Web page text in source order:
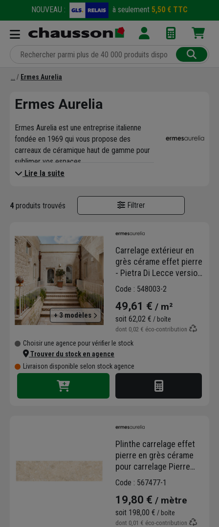
NOUVEAU : à seulement 5,50 € TTC
Ermes Aurelia
Ermes Aurelia
Ermes Aurelia est une entreprise italienne
fondée en 1969 qui vous propose des
carreaux de céramique haut de gamme pour
sublimer vos espaces.
Lire la suite
4 produits trouvés Filtrer
+ 3 modèles
Carrelage extérieur en
grès cérame effet pierre
- Pietra Di Lecce version
Grip - 50,0 cm x 50,0 cm -
Code : 548003-2
49,61 € / m²
soit 62,02 € / boîte
dont 0,02 € éco-contribution
Choisir une agence pour vérifier le stock
Trouver du stock en agence
Livraison disponible selon stock agence
Plinthe carrelage effet
pierre en grès cérame
pour carrelage Pierre
Éternelle beige - 6 x 50
cm
Code : 567477-1
19,80 € / mètre
soit 198,00 € / boîte
dont 0,01 € éco-contribution